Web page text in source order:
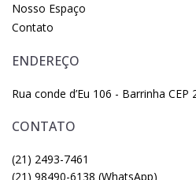
Nosso Espaço
Contato
ENDEREÇO
Rua conde d’Eu 106 - Barrinha CEP
CONTATO
(21) 2493-7461
(21) 98490-6138 (WhatsApp)